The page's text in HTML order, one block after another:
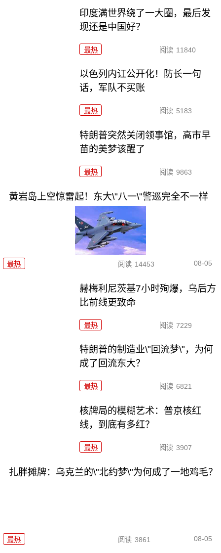
印度满世界绕了一大圈，最后发
现还是中国好？
最热 阅读 11840
以色列内讧公开化！防长一句
话，军队不买账
最热 阅读 5183
特朗普突然关闭领事馆，高市早
苗的美梦该醒了
最热 阅读 9863
黄岩岛上空惊雷起！东大\"八一\"警巡完全不一样
最热 阅读 14453 08-05
赫梅利尼茨基7小时殉爆，乌后方
比前线更致命
最热 阅读 7229
特朗普的制造业\"回流梦\"，为何
成了回流东大？
最热 阅读 6821
核牌局的模糊艺术：普京核红
线，到底有多红？
最热 阅读 3907
扎胖摊牌：乌克兰的\"北约梦\"为何成了一地鸡毛？
最热 阅读 3861 08-05